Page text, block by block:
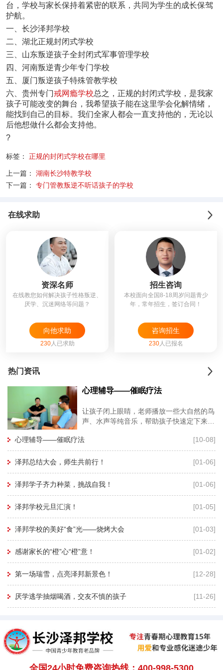
台，学校与家长保持着紧密的联系，共同为学生的成长保驾
护航。
一、长沙泽邦学校
二、湖北正规封闭式学校
三、山东叛逆孩子全封闭式军事管理学校
四、河南叛逆青少年专门学校
五、厦门叛逆孩子特殊管教学校
六、贵州专门戒网瘾学校总之，正规的封闭式学校，是我家
孩子可能改变的舞台，我希望孩子能在这里学会化解情绪，
能找到自己的目标。我们全家人都会一直支持他的，无论以
后他想做什么都会支持他。
?
标签： 正规的封闭式学校在哪里
上一篇：
湖南长沙特教学校
下一篇：
专门管教叛逆不听话孩子的学校
在线求助
资深名师
在线教您如何解决孩子性格叛逆、
厌学、沉迷网络等问题？
向他求助
230人已求助
招生咨询
本校面向全国8-18周岁问题青少
年，常年招生，签订合同！
咨询招生
230人已报名
热门资讯
心理辅导——催眠疗法
让孩子闭上眼睛，老师播放一些大自然的鸟
声、水声等纯音乐，帮助孩子快速定下来，
利于心理老师深度进入孩子的
心理辅导——催眠疗法 [10-08]
泽邦总结大会，师生共前行！ [01-06]
泽邦学子齐力种菜，挑战自我！ [01-06]
泽邦学校元旦汇演！ [01-05]
泽邦学校的美好“食”光——烧烤大会 [01-03]
感谢家长的“橙”心“橙”意！ [01-02]
第一场瑞雪，点亮泽邦新景色！ [12-28]
厌学逃学抽烟喝酒，交友不慎的孩子 [11-26]
全国24小时免费咨询热线：400-998-5300